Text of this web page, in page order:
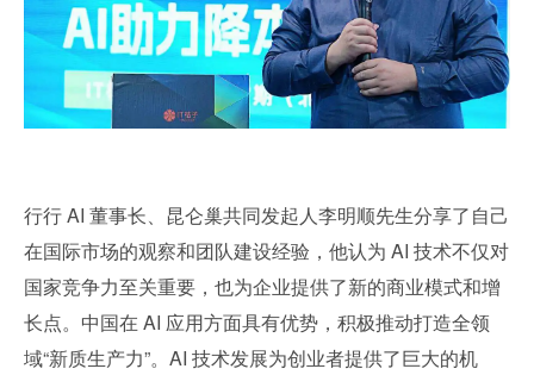
行行 AI 董事长、昆仑巢共同发起人李明顺先生分享了自己
在国际市场的观察和团队建设经验，他认为 AI 技术不仅对
国家竞争力至关重要，也为企业提供了新的商业模式和增
长点。中国在 AI 应用方面具有优势，积极推动打造全领
域“新质生产力”。AI 技术发展为创业者提供了巨大的机